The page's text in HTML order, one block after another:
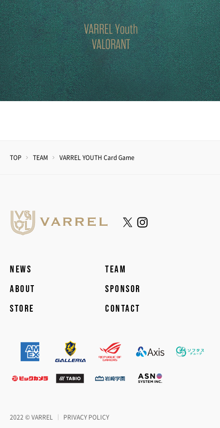
TOP TEAM VARREL YOUTH Card Game
NEWS
TEAM
ABOUT
SPONSOR
STORE
CONTACT
2022 © VARREL PRIVACY POLICY